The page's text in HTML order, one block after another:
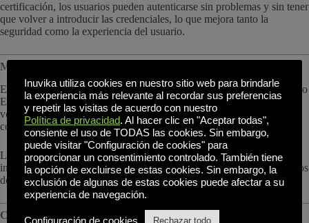
certificación, los usuarios pueden autenticarse sin problemas y sin tener
que volver a introducir las credenciales, lo que mejora tanto la
seguridad como la experiencia del usuario.
Modo de aplicación y experiencia con el portapapeles mejorados
El modo de aplicación se ha perfeccionado en los clientes de Escritorio
Empresarial de Windows, macOS y Linux, ofreciendo un manejo de
ventanas más fluido, un paso de teclado mejorado y un
comportamiento más nativo de las aplicaciones.
La compatibilidad con portapapeles también se ha ampliado para
incluirtexto enriquecido y copia de archivos , haciendo que los flujos
de trabajo habituales sean más rápidos y fiables.
Clientes nativos para plataformas modernas
Inuvika utiliza cookies en nuestro sitio web para brindarle
la experiencia más relevante al recordar sus preferencias
y repetir las visitas de acuerdo con nuestro
Política de privacidad. Al hacer clic en "Aceptar todas",
consiente el uso de TODAS las cookies. Sin embargo,
puede visitar "Configuración de cookies" para
proporcionar un consentimiento controlado. También tiene
la opción de excluirse de estas cookies. Sin embargo, la
exclusión de algunas de estas cookies puede afectar a su
experiencia de navegación.
Configuración de cookies Rechazar todo